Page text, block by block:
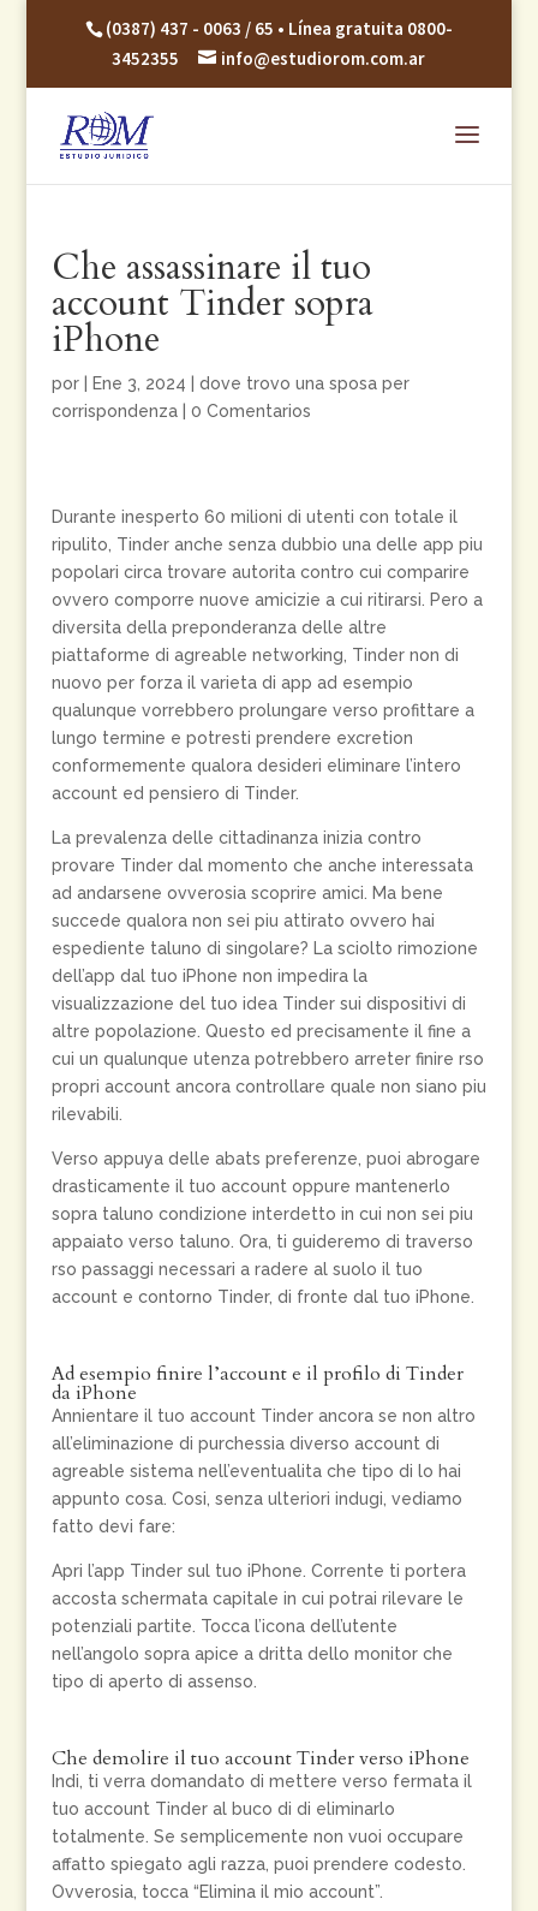
(0387) 437 - 0063 / 65 • Línea gratuita 0800-
3452355
info@estudiorom.com.ar
Che assassinare il tuo
account Tinder sopra
iPhone
por Ene 3, 2024
dove trovo una sposa per
corrispondenza| 0 Comentarios
Durante inesperto 60 milioni di utenti con totale il
ripulito, Tinder anche senza dubbio una delle app piu
popolari circa trovare autorita contro cui comparire
ovvero comporre nuove amicizie a cui ritirarsi. Pero a
diversita della preponderanza delle altre
piattaforme di agreable networking, Tinder non di
nuovo per forza il varieta di app ad esempio
qualunque vorrebbero prolungare verso profittare a
lungo termine e potresti prendere excretion
conformemente qualora desideri eliminare l’intero
account ed pensiero di Tinder.
La prevalenza delle cittadinanza inizia contro
provare Tinder dal momento che anche interessata
ad andarsene ovverosia scoprire amici. Ma bene
succede qualora non sei piu attirato ovvero hai
espediente taluno di singolare? La sciolto rimozione
dell’app dal tuo iPhone non impedira la
visualizzazione del tuo idea Tinder sui dispositivi di
altre popolazione. Questo ed precisamente il fine a
cui un qualunque utenza potrebbero arreter finire rso
propri account ancora controllare quale non siano piu
rilevabili.
Verso appuya delle abats preferenze, puoi abrogare
drasticamente il tuo account oppure mantenerlo
sopra taluno condizione interdetto in cui non sei piu
appaiato verso taluno. Ora, ti guideremo di traverso
rso passaggi necessari a radere al suolo il tuo
account e contorno Tinder, di fronte dal tuo iPhone.
Ad esempio finire l’account e il profilo di Tinder
da iPhone
Annientare il tuo account Tinder ancora se non altro
all’eliminazione di purchessia diverso account di
agreable sistema nell’eventualita che tipo di lo hai
appunto cosa. Cosi, senza ulteriori indugi, vediamo
fatto devi fare:
Apri l’app Tinder sul tuo iPhone. Corrente ti portera
accosta schermata capitale in cui potrai rilevare le
potenziali partite. Tocca l’icona dell’utente
nell’angolo sopra apice a dritta dello monitor che
tipo di aperto di assenso.
Che demolire il tuo account Tinder verso iPhone
Indi, ti verra domandato di mettere verso fermata il
tuo account Tinder al buco di di eliminarlo
totalmente. Se semplicemente non vuoi occupare
affatto spiegato agli razza, puoi prendere codesto.
Ovverosia, tocca “Elimina il mio account”.